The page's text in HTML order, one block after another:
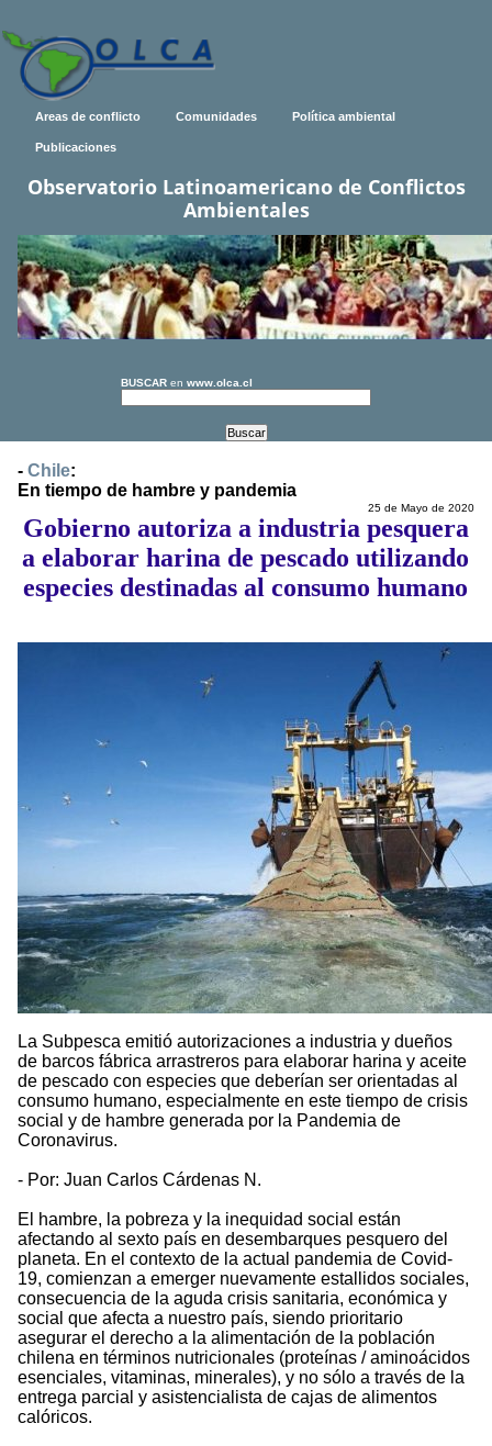
Areas de conflicto Comunidades Política ambiental
Publicaciones
Observatorio Latinoamericano de Conflictos
Ambientales
BUSCAR en www.olca.cl
- Chile:
En tiempo de hambre y pandemia
25 de Mayo de 2020
Gobierno autoriza a industria pesquera
a elaborar harina de pescado utilizando
especies destinadas al consumo humano
La Subpesca emitió autorizaciones a industria y dueños
de barcos fábrica arrastreros para elaborar harina y aceite
de pescado con especies que deberían ser orientadas al
consumo humano, especialmente en este tiempo de crisis
social y de hambre generada por la Pandemia de
Coronavirus.
- Por: Juan Carlos Cárdenas N.
El hambre, la pobreza y la inequidad social están
afectando al sexto país en desembarques pesquero del
planeta. En el contexto de la actual pandemia de Covid-
19, comienzan a emerger nuevamente estallidos sociales,
consecuencia de la aguda crisis sanitaria, económica y
social que afecta a nuestro país, siendo prioritario
asegurar el derecho a la alimentación de la población
chilena en términos nutricionales (proteínas / aminoácidos
esenciales, vitaminas, minerales), y no sólo a través de la
entrega parcial y asistencialista de cajas de alimentos
calóricos.